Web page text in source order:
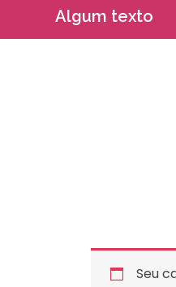
Algum texto
Seu